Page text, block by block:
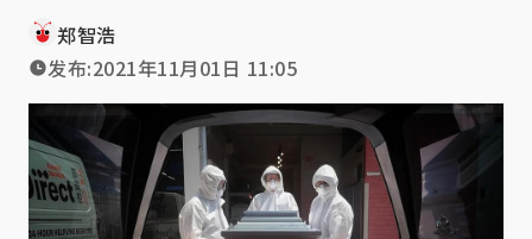
郑智浩
发布:2021年11月01日 11:05